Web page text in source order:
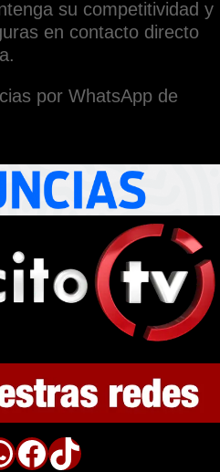
su competitividad y
en contacto directo
por WhatsApp de
Facebook TikTok